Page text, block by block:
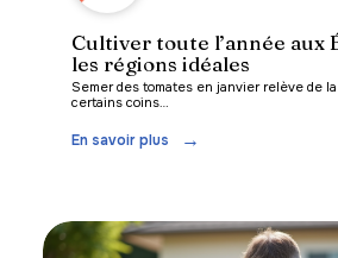
Cultiver toute l’année aux
les régions idéales
Semer des tomates en janvier relève de
certains coins…
En savoir plus